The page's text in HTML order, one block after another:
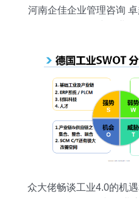
河南企佳企业管理咨询
众大佬畅谈工业4.0的机